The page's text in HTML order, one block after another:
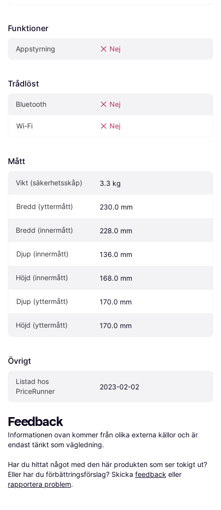
Funktioner
Appstyrning Nej
Trådlöst
Bluetooth Nej
Wi-Fi Nej
Mått
Vikt (säkerhetsskåp) 3.3 kg
Bredd (yttermått) 230.0 mm
Bredd (innermått) 228.0 mm
Djup (innermått) 136.0 mm
Höjd (innermått) 168.0 mm
Djup (yttermått) 170.0 mm
Höjd (yttermått) 170.0 mm
Övrigt
Listad hos
PriceRunner
2023-02-02
Feedback
Informationen ovan kommer från olika externa källor och är
endast tänkt som vägledning.
Har du hittat något med den här produkten som ser tokigt ut?
Eller har du förbättringsförslag? Skicka feedback eller
rapportera problem.